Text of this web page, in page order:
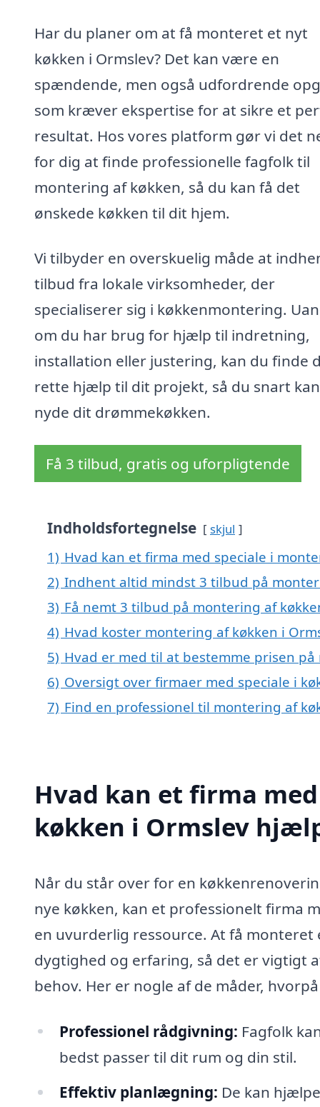
Har du planer om at få monteret et nyt
køkken i Ormslev? Det kan være en
spændende, men også udfordrende
som kræver ekspertise for at sikre et
resultat. Hos vores platform gør vi det
for dig at finde professionelle fagfolk til
montering af køkken, så du kan få det
ønskede køkken til dit hjem.
Vi tilbyder en overskuelig måde at
tilbud fra lokale virksomheder, der
specialiserer sig i køkkenmontering.
om du har brug for hjælp til indretning,
installation eller justering, kan du finde
rette hjælp til dit projekt, så du snart kan
nyde dit drømmekøkken.
Få 3 tilbud, gratis og uforpligtende
Indholdsfortegnelse skjul
1) Hvad kan et firma med speciale i
2) Indhent altid mindst 3 tilbud på
3) Få nemt 3 tilbud på montering af
4) Hvad koster montering af køkken i
5) Hvad er med til at bestemme prisen
6) Oversigt over firmaer med speciale i
7) Find en professionel til montering af
Hvad kan et firma
køkken i Ormslev
Når du står over for en
nye køkken, kan et professionelt firma
en uvurderlig ressource. At få
dygtighed og erfaring, så det er vigtigt
behov. Her er nogle af de måder,
Professionel rådgivning: Fagfolk
bedst passer til dit rum og din stil.
Effektiv planlægning: De kan